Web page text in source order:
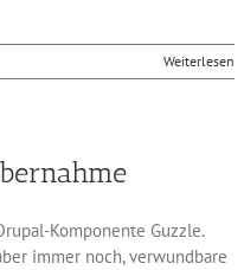
Weiterlesen
Komponente Guzzle.
immer noch, verwundbare